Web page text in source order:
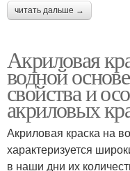
читать дальше →
Акриловая
водной
свойства и
акриловых
Акриловая краска на
характеризуется
в наши дни их